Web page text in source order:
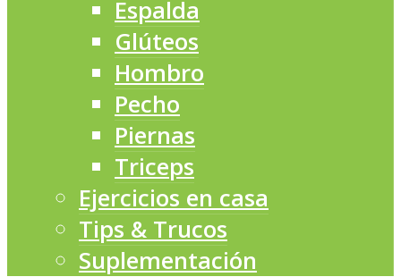
Espalda
Glúteos
Hombro
Pecho
Piernas
Triceps
Ejercicios en casa
Tips & Trucos
Suplementación